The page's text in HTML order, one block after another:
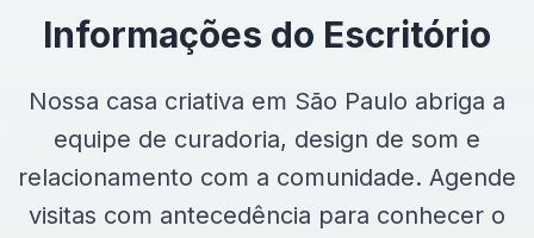
Informações do Escritório
Nossa casa criativa em São Paulo abriga a
equipe de curadoria, design de som e
relacionamento com a comunidade. Agende
visitas com antecedência para conhecer o